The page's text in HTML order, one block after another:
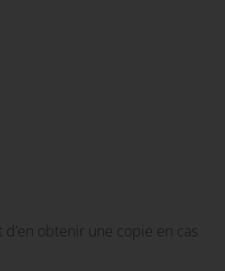
obtenir une copie en cas